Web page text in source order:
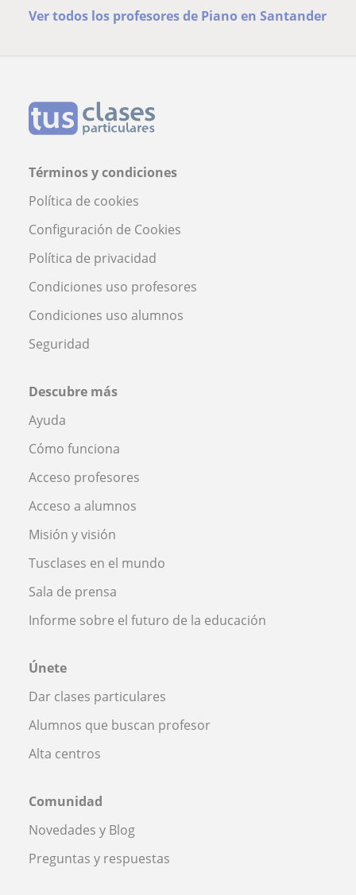
Ver todos los profesores de Piano en Santander
Términos y condiciones
Política de cookies
Configuración de Cookies
Política de privacidad
Condiciones uso profesores
Condiciones uso alumnos
Seguridad
Descubre más
Ayuda
Cómo funciona
Acceso profesores
Acceso a alumnos
Misión y visión
Tusclases en el mundo
Sala de prensa
Informe sobre el futuro de la educación
Únete
Dar clases particulares
Alumnos que buscan profesor
Alta centros
Comunidad
Novedades y Blog
Preguntas y respuestas